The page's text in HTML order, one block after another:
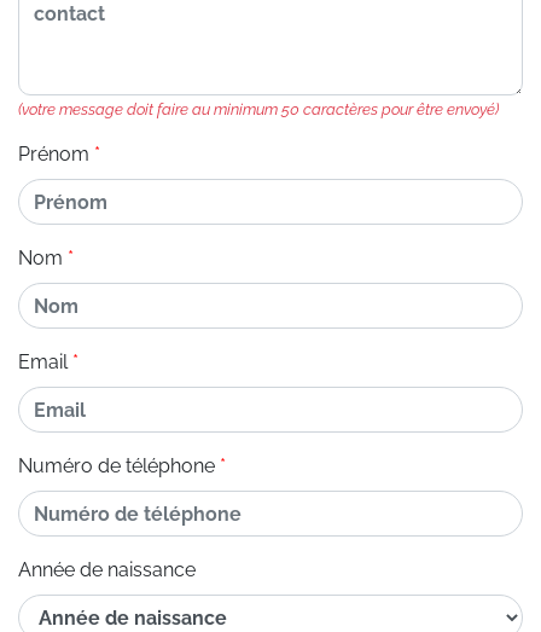
(votre message doit faire au minimum 50 caractères pour être envoyé)
Prénom
Nom
Email
Numéro de téléphone
Année de naissance